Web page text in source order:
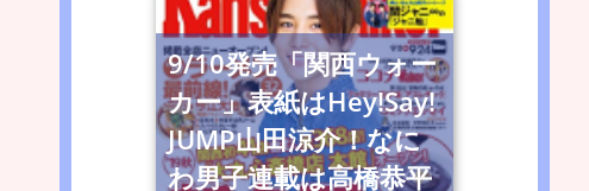
9/10発売「関西ウォー
カー」表紙はHey!Say!
JUMP山田涼介！なに
わ男子連載は高橋恭平